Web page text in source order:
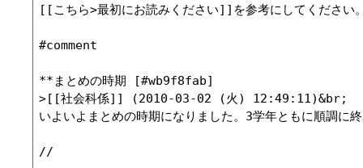
[[こちら>最初にお読みください]]を参考にしてく
#comment
**まとめの時期 [#wb9f8fab]
>[[社会科係]] (2010-03-02 (火) 12:49:11)&br;
いよいよまとめの時期になりました。3学年ともに順調に
//